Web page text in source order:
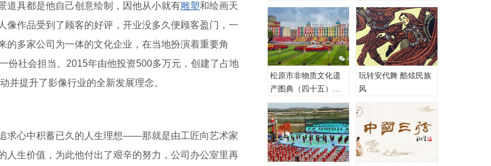
道具都是他自己创意绘制，因他从小就有雕塑和绘画天
作品受到了顾客的好评，开业没多久便顾客盈门，一
多家公司为一体的文化企业，在当地扮演着重要角
份社会担当。2015年由他投资500多万元，创建了占地
并提升了影像行业的全新发展理念。
求心中积蓄已久的人生理想——那就是由工匠向艺术家
人生价值，为此他付出了艰辛的努力，公司办公室里再
安代舞
的心理治疗！
松原市非物质文化遗
产图典（四十五）蒙
古族安代舞
玩转安代舞 酷炫民族
风